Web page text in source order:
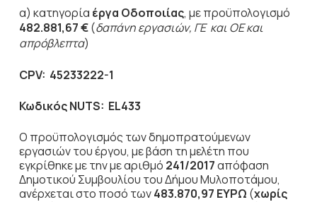
α) κατηγορία έργα Οδοποιίας, με προϋπολογισμό
482.881,67 €(δαπάνη εργασιών, ΓΕ και ΟΕ και
απρόβλεπτα)
CPV: 45233222-1
Κωδικός NUTS: EL433
Ο προϋπολογισμός των δημοπρατούμενων
εργασιών του έργου, με βάση τη μελέτη που
εγκρίθηκε με την με αριθμό 241/2017απόφαση
Δημοτικού Συμβουλίου του Δήμου Μυλοποτάμου,
ανέρχεται στο ποσό των483.870,97 ΕΥΡΩ (χωρίς